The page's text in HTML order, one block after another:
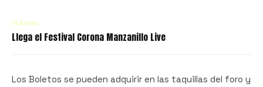
Noticias
Llega el Festival Corona Manzanillo Live
Los Boletos se pueden adquirir en las taquillas del foro y